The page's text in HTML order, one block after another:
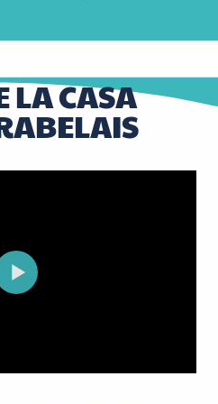
LA CASA